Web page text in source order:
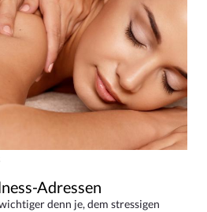
Adressen
denn je, dem stressigen